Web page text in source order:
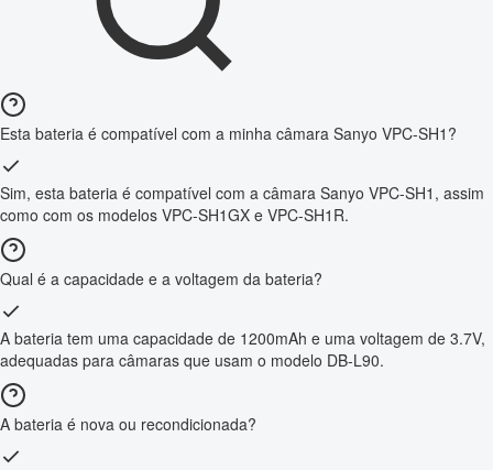
Esta bateria é compatível com a minha câmara Sanyo VPC-SH1?
Sim, esta bateria é compatível com a câmara Sanyo VPC-SH1, assim
como com os modelos VPC-SH1GX e VPC-SH1R.
Qual é a capacidade e a voltagem da bateria?
A bateria tem uma capacidade de 1200mAh e uma voltagem de 3.7V,
adequadas para câmaras que usam o modelo DB-L90.
A bateria é nova ou recondicionada?